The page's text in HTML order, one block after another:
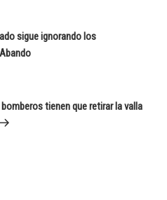
sigue ignorando los
tienen que retirar la valla